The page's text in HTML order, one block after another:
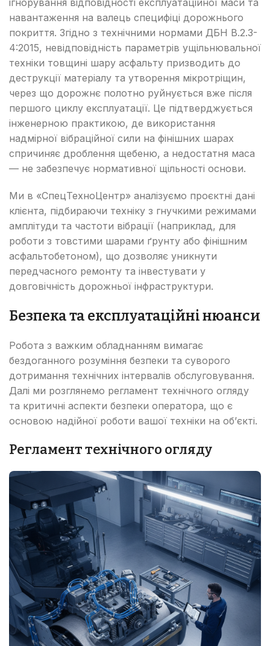
навантаження на валець специфіці дорожнього
покриття. Згідно з технічними нормами ДБН В.2.3-
4:2015, невідповідність параметрів ущільнювальної
техніки товщині шару асфальту призводить до
деструкції матеріалу та утворення мікротріщин,
через що дорожнє полотно руйнується вже після
першого циклу експлуатації. Це підтверджується
інженерною практикою, де використання
надмірної вібраційної сили на фінішних шарах
спричиняє дроблення щебеню, а недостатня маса
— не забезпечує нормативної щільності основи.
Ми в «СпецТехноЦентр» аналізуємо проєктні дані
клієнта, підбираючи техніку з гнучкими режимами
амплітуди та частоти вібрації (наприклад, для
роботи з товстими шарами ґрунту або фінішним
асфальтобетоном), що дозволяє уникнути
передчасного ремонту та інвестувати у
довговічність дорожньої інфраструктури.
Безпека та експлуатаційні нюанси
Робота з важким обладнанням вимагає
бездоганного розуміння безпеки та суворого
дотримання технічних інтервалів обслуговування.
Далі ми розглянемо регламент технічного огляду
та критичні аспекти безпеки оператора, що є
основою надійної роботи вашої техніки на об’єкті.
Регламент технічного огляду